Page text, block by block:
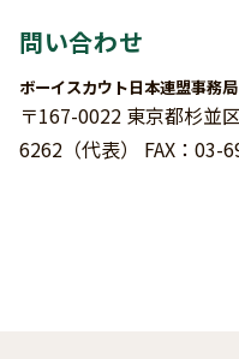
問い合わせ
ボーイスカウト日本連盟事務
〒167-0022 東京都杉並
6262（代表） FAX：